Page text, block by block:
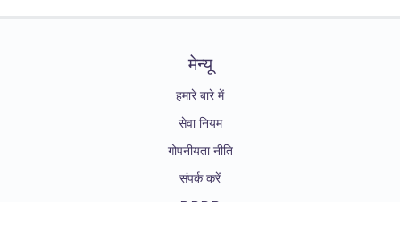
मेन्यू
हमारे बारे में
सेवा नियम
गोपनीयता नीति
संपर्क करें
DPDP